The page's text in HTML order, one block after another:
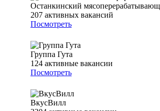
Останкинский
207 активных вакансий
Посмотреть
Группа Гута
124 активные вакансии
Посмотреть
ВкусВилл